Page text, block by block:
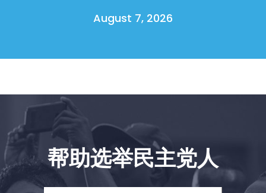
Shop
与我们合作
您的派对
行动
Vote
捐赠
August 7, 2026
帮助选举民主党人